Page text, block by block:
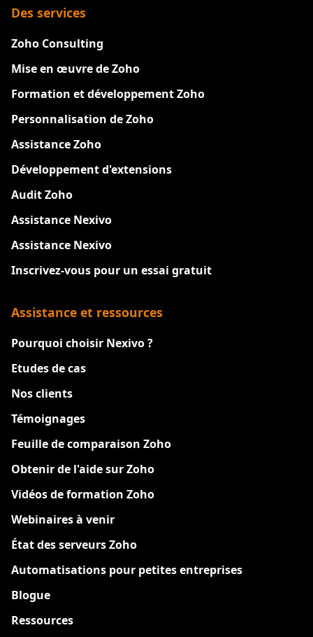
Des services
Zoho Consulting
Mise en œuvre de Zoho
Formation et développement Zoho
Personnalisation de Zoho
Assistance Zoho
Développement d'extensions
Audit Zoho
Assistance Nexivo
Assistance Nexivo
Inscrivez-vous pour un essai gratuit
Assistance et ressources
Pourquoi choisir Nexivo ?
Etudes de cas
Nos clients
Témoignages
Feuille de comparaison Zoho
Obtenir de l'aide sur Zoho
Vidéos de formation Zoho
Webinaires à venir
État des serveurs Zoho
Automatisations pour petites entreprises
Blogue
Ressources